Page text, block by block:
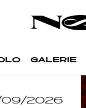
GALERIE
09/2026